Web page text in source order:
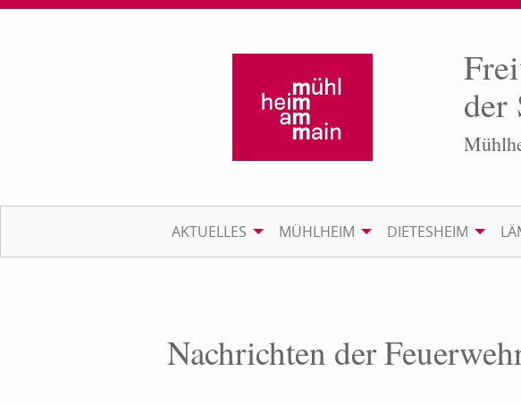
der
AKTUELLES MÜHLHEIM DIETESHEIM
Nachrichten der